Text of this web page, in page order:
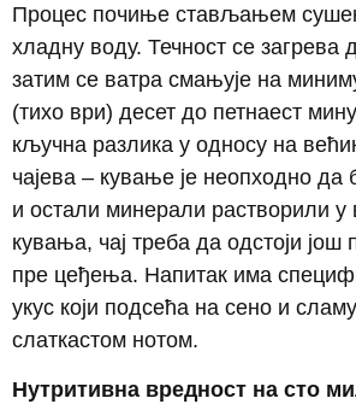
Процес почиње стављањем
хладну воду. Течност се
затим се ватра смањује на
(тихо ври) десет до петнаест
кључна разлика у односу на
чајева – кување је неопходно да
и остали минерали растворили у
кувања, чај треба да одстоји још
пре цеђења. Напитак има
укус који подсећа на сено и
слаткастом нотом.
Нутритивна вредност на сто